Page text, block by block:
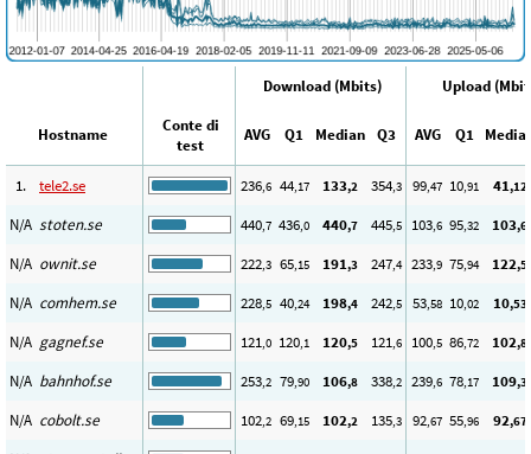
Download (Mbits) Upload
Hostname
Conte di
test
AVG Q1 Median Q3 AVG Q1
1. tele2.se 236,6 44,17 133,2 354,3 99,47 10,91 41,12
N/A stoten.se 440,7 436,0 440,7 445,5 103,6 95,32 103,6
N/A ownit.se 222,3 65,15 191,3 247,4 233,9 75,94 122,5
N/A comhem.se 228,5 40,24 198,4 242,5 53,58 10,02 10,53
N/A gagnef.se 121,0 120,1 120,5 121,6 100,5 86,72 102,8
N/A bahnhof.se 253,2 79,90 106,8 338,2 239,6 78,17 109,3
N/A cobolt.se 102,2 69,15 102,2 135,3 92,67 55,96 92,67